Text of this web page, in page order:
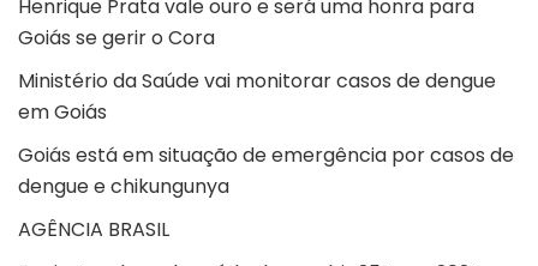
Henrique Prata vale ouro e será uma honra para
Goiás se gerir o Cora
Ministério da Saúde vai monitorar casos de dengue
em Goiás
Goiás está em situação de emergência por casos de
dengue e chikungunya
AGÊNCIA BRASIL